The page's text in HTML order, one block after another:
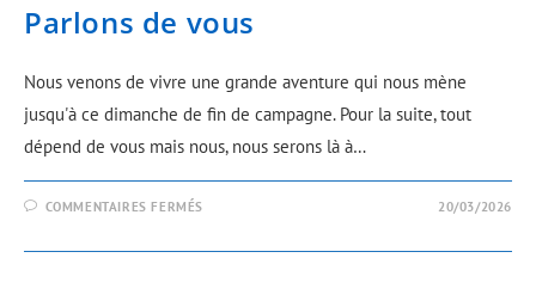
Parlons de vous
Nous venons de vivre une grande aventure qui nous mène
jusqu'à ce dimanche de fin de campagne. Pour la suite, tout
dépend de vous mais nous, nous serons là à…
COMMENTAIRES FERMÉS 20/03/2026